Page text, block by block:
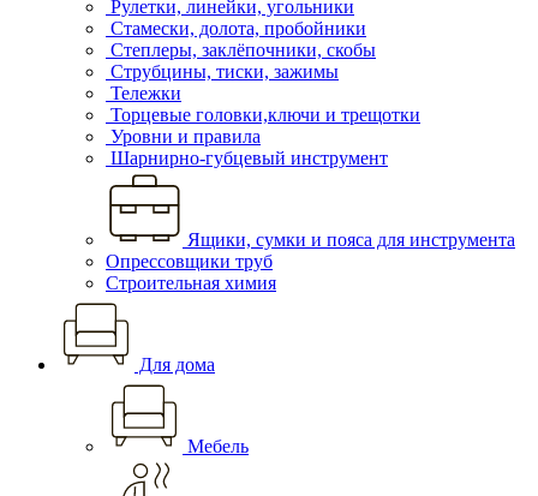
Рулетки, линейки, угольники
Стамески, долота, пробойники
Степлеры, заклёпочники, скобы
Струбцины, тиски, зажимы
Тележки
Торцевые головки,ключи и трещотки
Уровни и правила
Шарнирно-губцевый инструмент
Ящики, сумки и пояса для инструмента
Опрессовщики труб
Строительная химия
Для дома
Мебель